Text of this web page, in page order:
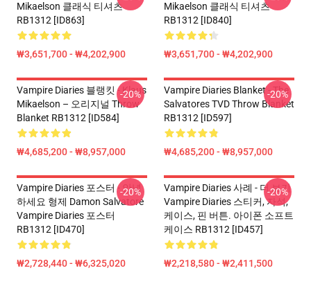
Mikaelson 클래식 티셔츠
RB1312 [ID863]
₩3,651,700 - ₩4,202,900
Mikaelson 클래식 티셔츠
RB1312 [ID840]
₩3,651,700 - ₩4,202,900
Vampire Diaries 블랭킷 - Klaus
Mikaelson – 오리지널 Throw
Blanket RB1312 [ID584]
₩4,685,200 - ₩8,957,000
-20%
Vampire Diaries Blanket - The
Salvatores TVD Throw Blanket
RB1312 [ID597]
₩4,685,200 - ₩8,957,000
-20%
Vampire Diaries 포스터 - 안녕
하세요 형제 Damon Salvatore
Vampire Diaries 포스터
RB1312 [ID470]
₩2,728,440 - ₩6,325,020
-20%
Vampire Diaries 사례 - 더 보기
Vampire Diaries 스티커, 자석,
케이스, 핀 버튼. 아이폰 소프트
케이스 RB1312 [ID457]
₩2,218,580 - ₩2,411,500
-20%